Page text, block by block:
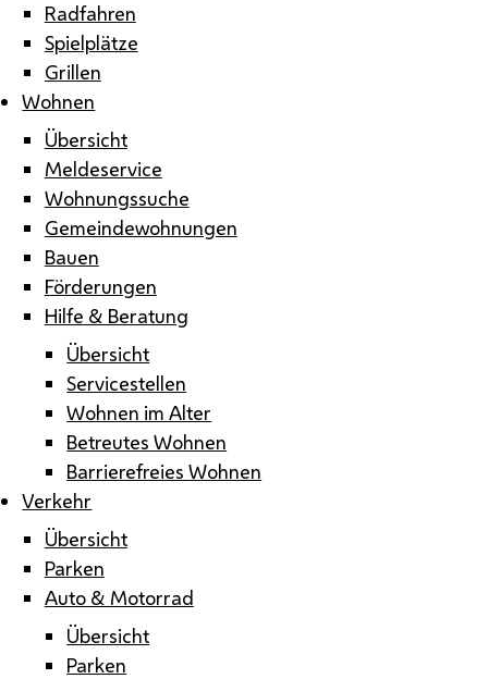
Radfahren
Spielplätze
Grillen
Wohnen
Übersicht
Meldeservice
Wohnungssuche
Gemeindewohnungen
Bauen
Förderungen
Hilfe & Beratung
Übersicht
Servicestellen
Wohnen im Alter
Betreutes Wohnen
Barrierefreies Wohnen
Verkehr
Übersicht
Parken
Auto & Motorrad
Übersicht
Parken